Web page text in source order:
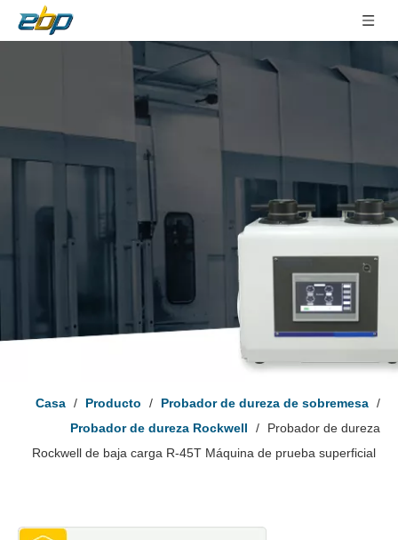
Casa / Producto / Probador de dureza de sobremesa /
Probador de dureza Rockwell
/
Probador de dureza
Rockwell de baja carga R-45T Máquina de prueba superficial